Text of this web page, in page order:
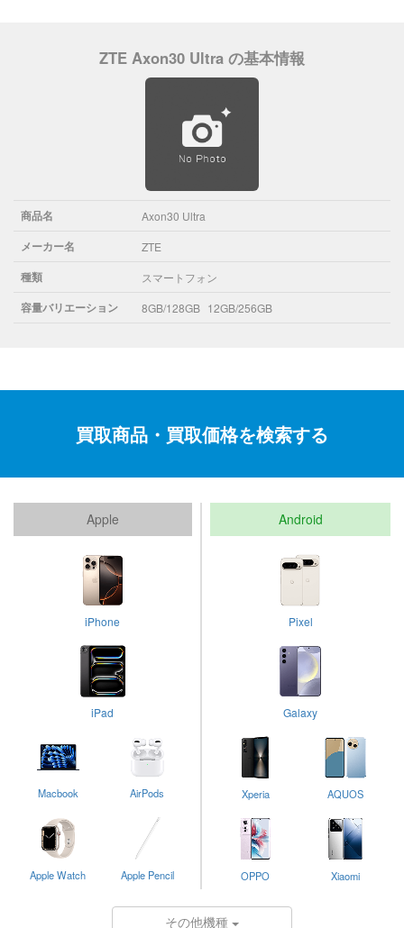
ZTE Axon30 Ultra の基本情報
商品名 Axon30 Ultra
メーカー名 ZTE
種類 スマートフォン
容量バリエーション 8GB/128GB 12GB/256GB
買取商品・買取価格を検索する
Apple
iPhone
iPad
Macbook AirPods
Apple Watch Apple Pencil
Android
Pixel
Galaxy
Xperia AQUOS
OPPO Xiaomi
その他機種